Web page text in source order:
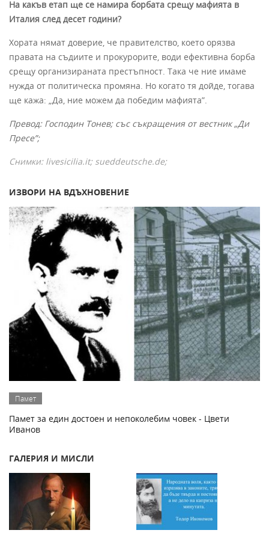
На какъв етап ще се намира борбата срещу мафията в
Италия след десет години?
Хората нямат доверие, че правителство, което орязва
правата на съдиите и прокурорите, води ефективна борба
срещу организираната престъпност. Така че ние имаме
нужда от политическа промяна. Но когато тя дойде, тогава
ще кажа: „Да, ние можем да победим мафията”.
Превод: Господин Тонев; със съкращения от вестник „Ди
Пресе”;
Снимки: livesicilia.it; sueddeutsche.de;
ИЗВОРИ НА ВДЪХНОВЕНИЕ
Памет
Памет за един достоен и непоколебим човек - Цвети
Иванов
ГАЛЕРИЯ И МИСЛИ